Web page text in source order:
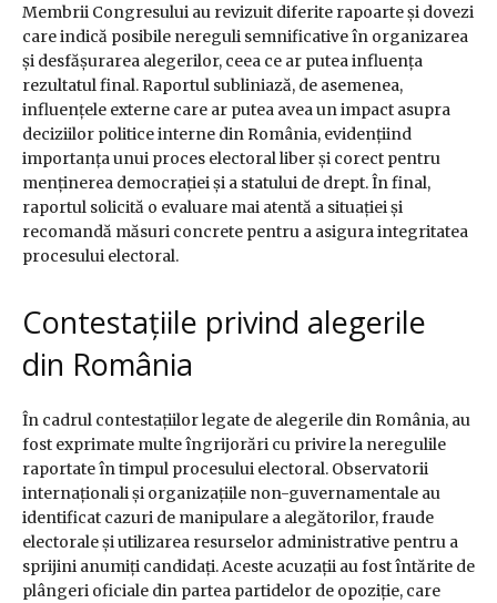
Membrii Congresului au revizuit diferite rapoarte și dovezi
care indică posibile nereguli semnificative în organizarea
și desfășurarea alegerilor, ceea ce ar putea influența
rezultatul final. Raportul subliniază, de asemenea,
influențele externe care ar putea avea un impact asupra
deciziilor politice interne din România, evidențiind
importanța unui proces electoral liber și corect pentru
menținerea democrației și a statului de drept. În final,
raportul solicită o evaluare mai atentă a situației și
recomandă măsuri concrete pentru a asigura integritatea
procesului electoral.
Contestațiile privind alegerile
din România
În cadrul contestațiilor legate de alegerile din România, au
fost exprimate multe îngrijorări cu privire la neregulile
raportate în timpul procesului electoral. Observatorii
internaționali și organizațiile non-guvernamentale au
identificat cazuri de manipulare a alegătorilor, fraude
electorale și utilizarea resurselor administrative pentru a
sprijini anumiți candidați. Aceste acuzații au fost întărite de
plângeri oficiale din partea partidelor de opoziție, care